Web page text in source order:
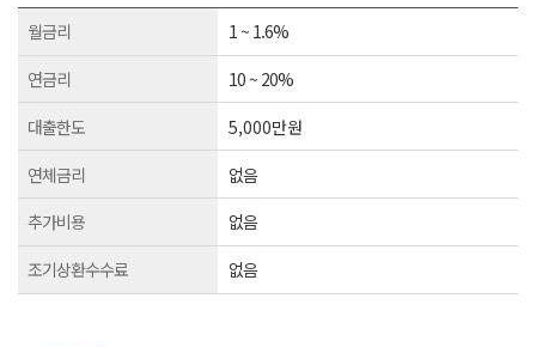
월금리
1 ~ 1.6%
연금리
10 ~ 20%
대출한도
5,000만원
연체금리
없음
추가비용
없음
조기상환수수료
없음